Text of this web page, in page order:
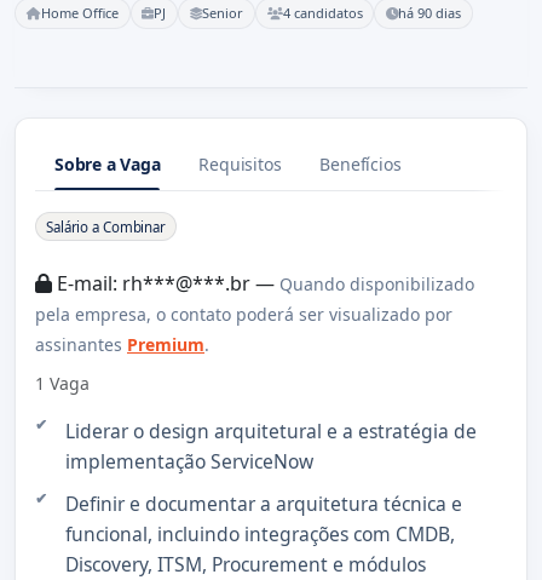
Home Office PJ Senior 4 candidatos há 90 dias
Sobre a Vaga Requisitos Benefícios
Sobre a Vaga
Salário a Combinar
E-mail: rh***@***.br — Quando disponibilizado
pela empresa, o contato poderá ser visualizado por
assinantes Premium.
1 Vaga
Liderar o design arquitetural e a estratégia de
implementação ServiceNow
Definir e documentar a arquitetura técnica e
funcional, incluindo integrações com CMDB,
Discovery, ITSM, Procurement e módulos